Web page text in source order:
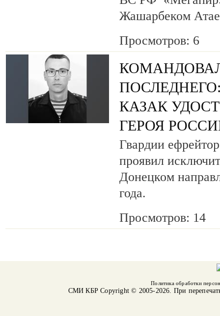
Жашарбеком
Просмотров: 6
КАЗАК
ГЕРОЯ
Гвардии
проявил
Донецком
года.
Просмотров: 14
Политика обработки
СМИ КБРCopyright © 2005-2026. При